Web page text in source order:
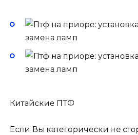
Китайские ПТФ
Если Вы категорически не